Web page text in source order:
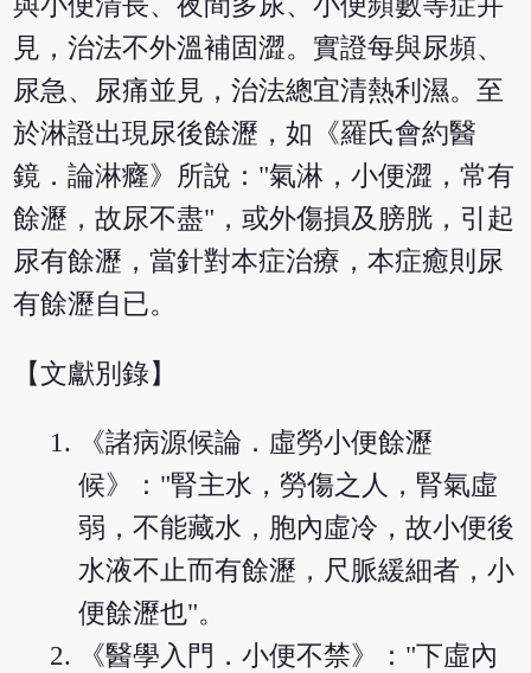
見，治法不外溫補固澀。實證每與尿頻、
尿急、尿痛並見，治法總宜清熱利濕。至
於淋證出現尿後餘瀝，如《羅氏會約醫
鏡．論淋癃》所說："氣淋，小便澀，常有
餘瀝，故尿不盡"，或外傷損及膀胱，引起
尿有餘瀝，當針對本症治療，本症癒則尿
有餘瀝自已。
【文獻別錄】
《諸病源候論．虛勞小便餘瀝
候》："腎主水，勞傷之人，腎氣虛
弱，不能藏水，胞內虛冷，故小便後
水液不止而有餘瀝，尺脈緩細者，小
便餘瀝也"。
《醫學入門．小便不禁》："下虛內